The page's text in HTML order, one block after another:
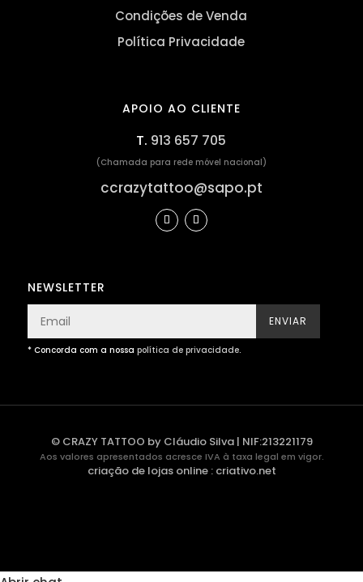
Condições de Venda
Política Privacidade
APOIO AO CLIENTE
T. 913 657 705
(Chamada para rede móvel nacional)
ccrazytattoo@sapo.pt
NEWSLETTER
ENVIAR
* Concorda com a nossa política de privacidade.
© CRAZY TATTOO by Cláudio Silva | NIF:213221179
Aos valores apresentados acresce IVA à taxa legal em vigor.
criação de lojas online: criativo.net